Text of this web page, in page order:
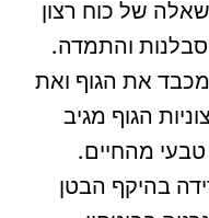
שאלה של כוח רצון
והתמדה.
את הגוף ואת
הגוף מגיב
מהחיים.
בהיקף הבטן